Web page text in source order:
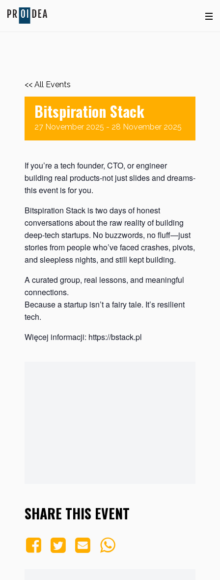
<< All Events
Bitspiration Stack
27 November 2025 - 28 November 2025
If you’re a tech founder, CTO, or engineer
building real products-not just slides and dreams-
this event is for you.
Bitspiration Stack is two days of honest
conversations about the raw reality of building
deep-tech startups. No buzzwords, no fluff—just
stories from people who’ve faced crashes, pivots,
and sleepless nights, and still kept building.
A curated group, real lessons, and meaningful
connections.
Because a startup isn’t a fairy tale. It’s resilient
tech.
Więcej informacji: https://bstack.pl
SHARE THIS EVENT